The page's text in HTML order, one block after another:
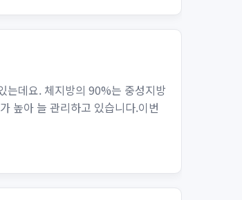
는데요. 체지방의 90%는 중성지방
높아 늘 관리하고 있습니다.이번